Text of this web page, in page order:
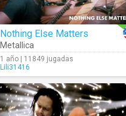
Nothing Else Matters
Metallica
1 año | 11849 jugadas
Lili31416